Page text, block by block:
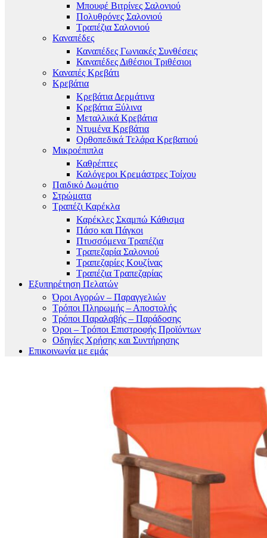
Μπουφέ Βιτρίνες Σαλονιού
Πολυθρόνες Σαλονιού
Τραπέζια Σαλονιού
Καναπέδες
Καναπέδες Γωνιακές Συνθέσεις
Καναπέδες Διθέσιοι Τριθέσιοι
Καναπές Κρεβάτι
Κρεβάτια
Κρεβάτια Δερμάτινα
Κρεβάτια Ξύλινα
Μεταλλικά Κρεβάτια
Ντυμένα Κρεβάτια
Ορθοπεδικά Τελάρα Κρεβατιού
Μικροέπιπλα
Καθρέπτες
Καλόγεροι Κρεμάστρες Τοίχου
Παιδικό Δωμάτιο
Στρώματα
Τραπέζι Καρέκλα
Καρέκλες Σκαμπώ Κάθισμα
Πάσο και Πάγκοι
Πτυσσόμενα Τραπέζια
Τραπεζαρία Σαλονιού
Τραπεζαρίες Κουζίνας
Τραπέζια Τραπεζαρίας
Εξυπηρέτηση Πελατών
Όροι Αγορών – Παραγγελιών
Τρόποι Πληρωμής – Αποστολής
Τρόποι Παραλαβής – Παράδοσης
Όροι – Τρόποι Επιστροφής Προϊόντων
Οδηγίες Χρήσης και Συντήρησης
Επικοινωνία με εμάς